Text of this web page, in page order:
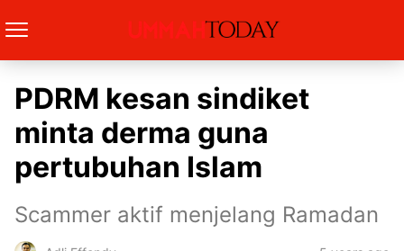
PDRM kesan sindiket
minta derma guna
pertubuhan Islam
Scammer aktif menjelang Ramadan